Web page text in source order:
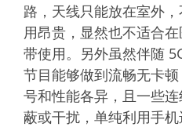
路，天线只能放在室外
用昂贵，显然也不适合
带使用。另外虽然伴随
节目能够做到流畅无卡
号和性能各异，且一些
蔽或干扰，单纯利用手